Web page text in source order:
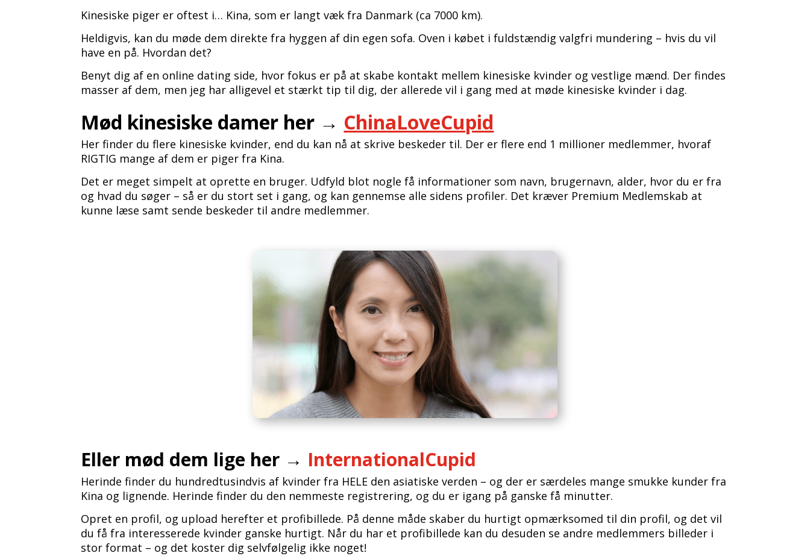
Kinesiske piger er oftest i… Kina, som er langt væk fra Danmark (ca 7000 km).
Heldigvis, kan du møde dem direkte fra hyggen af din egen sofa. Oven i købet i fuldstændig valgfri mundering – hvis du vil
have en på. Hvordan det?
Benyt dig af en online dating side, hvor fokus er på at skabe kontakt mellem kinesiske kvinder og vestlige mænd. Der findes
masser af dem, men jeg har alligevel et stærkt tip til dig, der allerede vil i gang med at møde kinesiske kvinder i dag.
Mød kinesiske damer her → ChinaLoveCupid
Her finder du flere kinesiske kvinder, end du kan nå at skrive beskeder til. Der er flere end 1 millioner medlemmer, hvoraf
RIGTIG mange af dem er piger fra Kina.
Det er meget simpelt at oprette en bruger. Udfyld blot nogle få informationer som navn, brugernavn, alder, hvor du er fra
og hvad du søger – så er du stort set i gang, og kan gennemse alle sidens profiler. Det kræver Premium Medlemskab at
kunne læse samt sende beskeder til andre medlemmer.
Eller mød dem lige her → InternationalCupid
Herinde finder du hundredtusindvis af kvinder fra HELE den asiatiske verden – og der er særdeles mange smukke kunder fra
Kina og lignende. Herinde finder du den nemmeste registrering, og du er igang på ganske få minutter.
Opret en profil, og upload herefter et profibillede. På denne måde skaber du hurtigt opmærksomed til din profil, og det vil
du få fra interesserede kvinder ganske hurtigt. Når du har et profibillede kan du desuden se andre medlemmers billeder i
stor format – og det koster dig selvfølgelig ikke noget!